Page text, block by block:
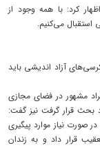
کرد: با همه وجود از
استقبال می‌کنیم.
آزاد اندیشی باید
مشهور در فضای مجازی
بحث قرار گرفت نیز گفت:
صورت نیاز موارد پیگیری
قرار داد و به زندان